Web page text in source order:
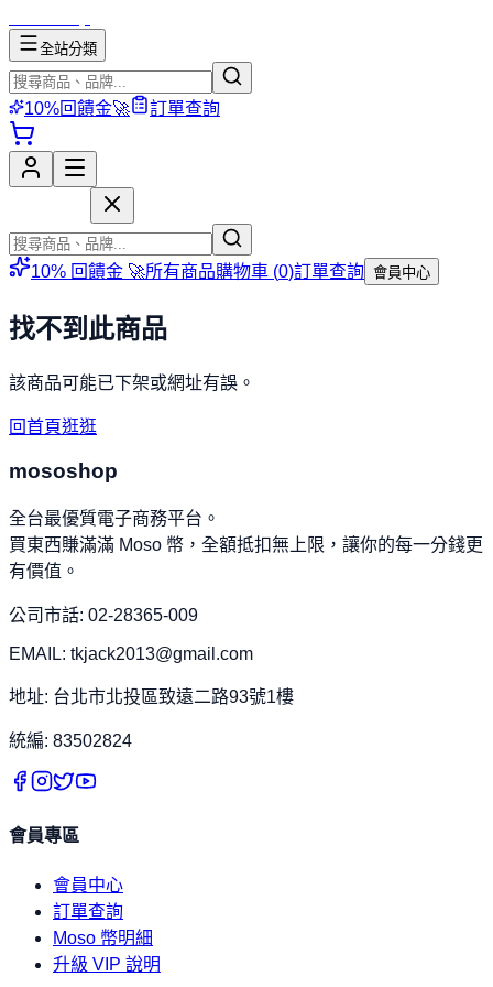
全站分類
10%回饋金🚀 訂單查詢
10% 回饋金 🚀所有商品購物車 (0)訂單查詢 會員中心
找不到此商品
該商品可能已下架或網址有誤。
回首頁逛逛
mososhop
全台最優質電子商務平台。
買東西賺滿滿 Moso 幣，全額抵扣無上限，讓你的每一分錢更
有價值。
公司市話: 02-28365-009
EMAIL: tkjack2013@gmail.com
地址: 台北市北投區致遠二路93號1樓
統編: 83502824
會員專區
會員中心
訂單查詢
Moso 幣明細
升級 VIP 說明